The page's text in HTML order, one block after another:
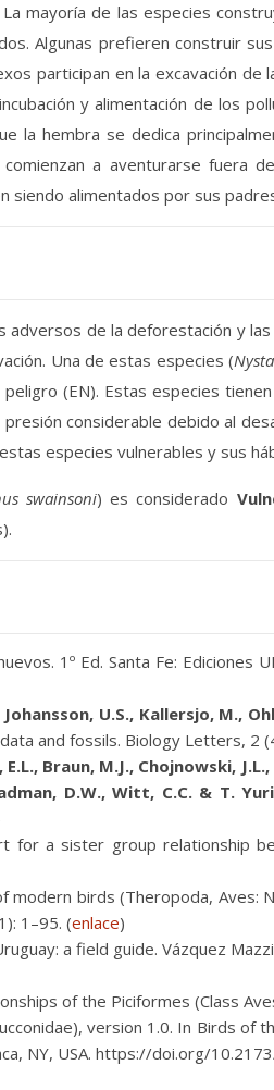
mayoría de las especies
Algunas prefieren construir
participan en la excavación
y alimentación de los
la hembra se dedica
a aventurarse fuera
alimentados por sus
de la deforestación y
Una de estas especies (
(EN). Estas especies
considerable debido al
especies vulnerables y sus
swainsoni) es considerado
1º Ed. Santa Fe: Ediciones
U.S., Kallersjo, M.,
and fossils. Biology Letters, 2
Braun, M.J., Chojnowski,
D.W., Witt, C.C. & T. Yuri
for a sister group relationship
birds (Theropoda, Aves:
1–95. (enlace)
a field guide. Vázquez
of the Piciformes (Class
version 1.0. In Birds of
NY, USA. https://doi.org/